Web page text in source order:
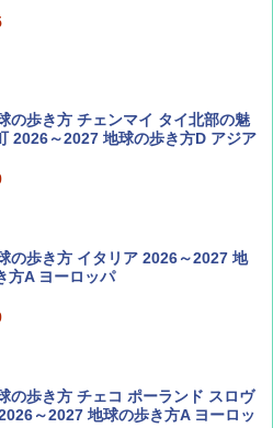
ーファン ２０２６年 ９月号 [雑
ＳＮＥＹ ＦＡＮ)
2026年8月号「南アルプス大全」
特集 星野道夫 夢見る旅
の歩き方 チェンマイ タイ北部の魅
2026～2027 地球の歩き方D アジア
の歩き方 イタリア 2026～2027 地
方A ヨーロッパ
の歩き方 チェコ ポーランド スロヴ
～2027 地球の歩き方A ヨーロッ